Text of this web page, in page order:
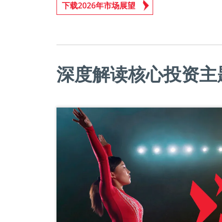
下载2026年市场展望
深度解读核心投资主